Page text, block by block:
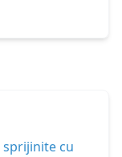
sprijinite cu